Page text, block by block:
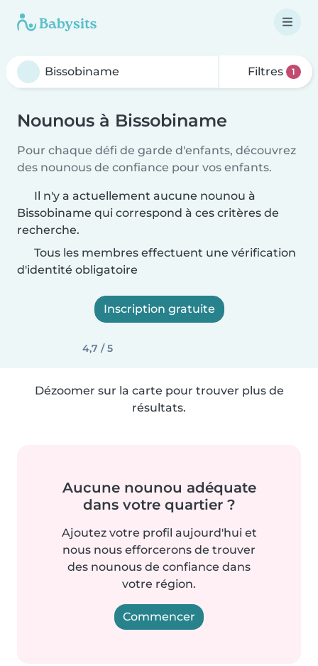
Filtres 1
Nounous à Bissobiname
Pour chaque défi de garde d'enfants, découvrez
des nounous de confiance pour vos enfants.
Il n'y a actuellement aucune nounou à
Bissobiname qui correspond à ces critères de
recherche.
Tous les membres effectuent une vérification
d'identité obligatoire
Inscription gratuite
4,7 / 5
Dézoomer sur la carte pour trouver plus de
résultats.
Aucune nounou adéquate
dans votre quartier ?
Ajoutez votre profil aujourd'hui et
nous nous efforcerons de trouver
des nounous de confiance dans
votre région.
Commencer